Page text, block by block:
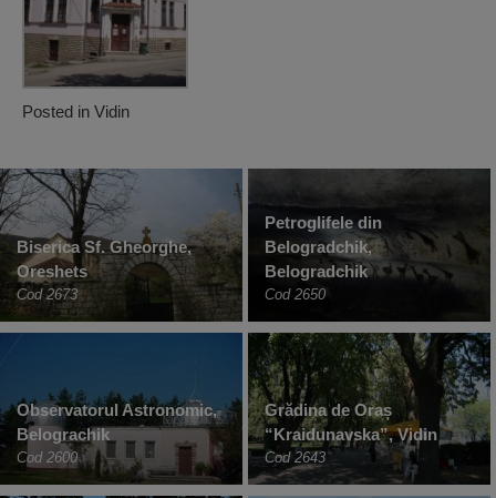
Posted in Vidin
Biserica Sf. Gheorghe,
Oreshets
Cod 2673
Petroglifele din
Belogradchik,
Belogradchik
Cod 2650
Observatorul Astronomic,
Belograchik
Cod 2600
Grădina de Oraș
“Kraidunavska”, Vidin
Cod 2643